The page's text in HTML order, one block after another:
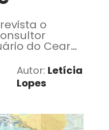
o
do Ceará,
Autor: Letícia
Lopes